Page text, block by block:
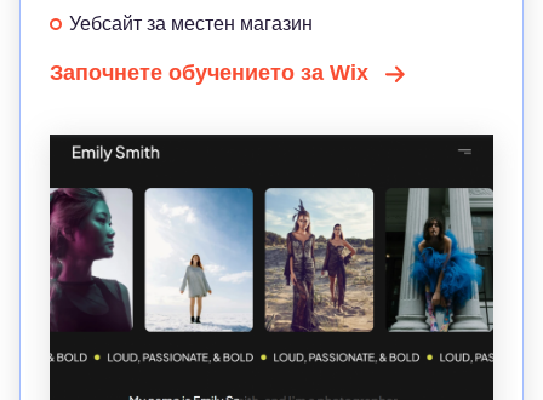
Уебсайт за местен магазин
Започнете обучението за Wix